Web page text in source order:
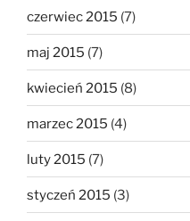
czerwiec 2015 (7)
maj 2015 (7)
kwiecień 2015 (8)
marzec 2015 (4)
luty 2015 (7)
styczeń 2015 (3)